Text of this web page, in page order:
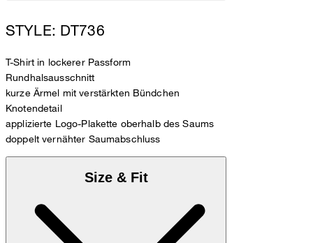
STYLE: DT736
T-Shirt in lockerer Passform
Rundhalsausschnitt
kurze Ärmel mit verstärkten Bündchen
Knotendetail
applizierte Logo-Plakette oberhalb des Saums
doppelt vernähter Saumabschluss
Size & Fit